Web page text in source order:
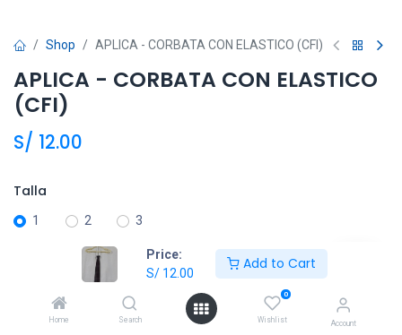
Price:
S/ 12.00
Add to Cart
Home Search
0
Wishlist Account
Shop APLICA - CORBATA CON ELASTICO (CFI)
APLICA - CORBATA CON ELASTICO
(CFI)
S/ 12.00
Talla
1 2 3
Añadir al carrito
Agregar a la lista de deseos